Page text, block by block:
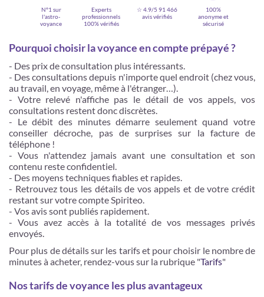
Je m'inscris
N°1 sur
l'astro-
voyance
Experts
professionnels
100% vérifiés
☆ 4.9/5 91 466
avis vérifiés
100%
anonyme et
sécurisé
Pourquoi choisir la voyance en compte prépayé ?
- Des prix de consultation plus intéressants.
- Des consultations depuis n'importe quel endroit (chez vous,
au travail, en voyage, même à l'étranger…).
- Votre relevé n'affiche pas le détail de vos appels, vos
consultations restent donc discrètes.
- Le débit des minutes démarre seulement quand votre
conseiller décroche, pas de surprises sur la facture de
téléphone !
- Vous n'attendez jamais avant une consultation et son
contenu reste confidentiel.
- Des moyens techniques fiables et rapides.
- Retrouvez tous les détails de vos appels et de votre crédit
restant sur votre compte Spiriteo.
- Vos avis sont publiés rapidement.
- Vous avez accès à la totalité de vos messages privés
envoyés.
Pour plus de détails sur les tarifs et pour choisir le nombre de
minutes à acheter, rendez-vous sur la rubrique "Tarifs"
Nos tarifs de voyance les plus avantageux